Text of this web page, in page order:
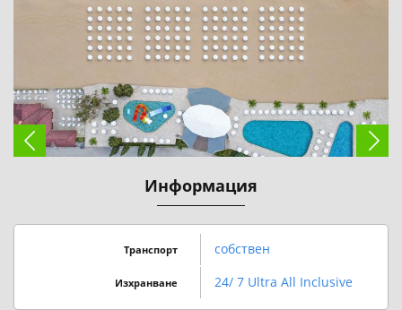
Информация
Транспорт собствен
Изхранване 24/ 7 Ultra All Inclusive